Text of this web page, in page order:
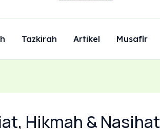
Tazkirah Artikel Musafir
Hikmah & Nasihat